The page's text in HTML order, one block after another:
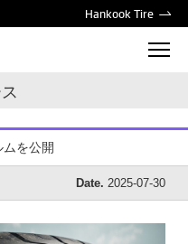
Hankook Tire
ムを公開
Date. 2025-07-30